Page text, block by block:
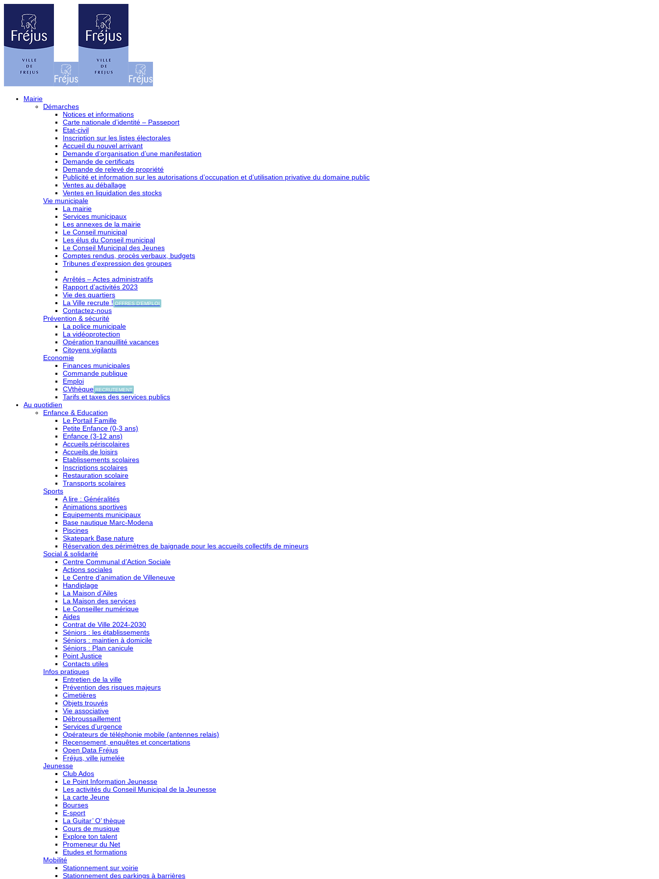
Mairie
Démarches
Notices et informations
Carte nationale d’identité – Passeport
Etat-civil
Inscription sur les listes électorales
Accueil du nouvel arrivant
Demande d’organisation d’une manifestation
Demande de certificats
Demande de relevé de propriété
Publicité et information sur les autorisations d’occupation et d’utilisation privative du domaine public
Ventes au déballage
Ventes en liquidation des stocks
Vie municipale
La mairie
Services municipaux
Les annexes de la mairie
Le Conseil municipal
Les élus du Conseil municipal
Le Conseil Municipal des Jeunes
Comptes rendus, procès verbaux, budgets
Tribunes d’expression des groupes
Arrêtés – Actes administratifs
Rapport d’activités 2023
Vie des quartiers
La Ville recrute ! OFFRES D'EMPLOI
Contactez-nous
Prévention & sécurité
La police municipale
La vidéoprotection
Opération tranquillité vacances
Citoyens vigilants
Economie
Finances municipales
Commande publique
Emploi
CVthèque RECRUTEMENT
Tarifs et taxes des services publics
Au quotidien
Enfance & Education
Le Portail Famille
Petite Enfance (0-3 ans)
Enfance (3-12 ans)
Accueils périscolaires
Accueils de loisirs
Etablissements scolaires
Inscriptions scolaires
Restauration scolaire
Transports scolaires
Sports
A lire : Généralités
Animations sportives
Equipements municipaux
Base nautique Marc-Modena
Piscines
Skatepark Base nature
Réservation des périmètres de baignade pour les accueils collectifs de mineurs
Social & solidarité
Centre Communal d’Action Sociale
Actions sociales
Le Centre d’animation de Villeneuve
Handiplage
La Maison d’Ailes
La Maison des services
Le Conseiller numérique
Aides
Contrat de Ville 2024-2030
Séniors : les établissements
Séniors : maintien à domicile
Séniors : Plan canicule
Point Justice
Contacts utiles
Infos pratiques
Entretien de la ville
Prévention des risques majeurs
Cimetières
Objets trouvés
Vie associative
Débroussaillement
Services d’urgence
Opérateurs de téléphonie mobile (antennes relais)
Recensement, enquêtes et concertations
Open Data Fréjus
Fréjus, ville jumelée
Jeunesse
Club Ados
Le Point Information Jeunesse
Les activités du Conseil Municipal de la Jeunesse
La carte Jeune
Bourses
E-sport
La Guitar’ O’ thèque
Cours de musique
Explore ton talent
Promeneur du Net
Etudes et formations
Mobilité
Stationnement sur voirie
Stationnement des parkings à barrières